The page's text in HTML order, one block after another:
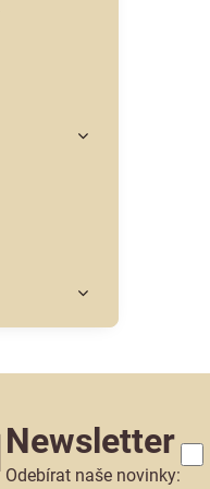
Newsletter
Odebírat naše novinky: